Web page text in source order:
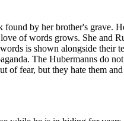
found by her brother's grave.
of words grows. She and
is shown alongside their
The Hubermanns do
of fear, but they hate them